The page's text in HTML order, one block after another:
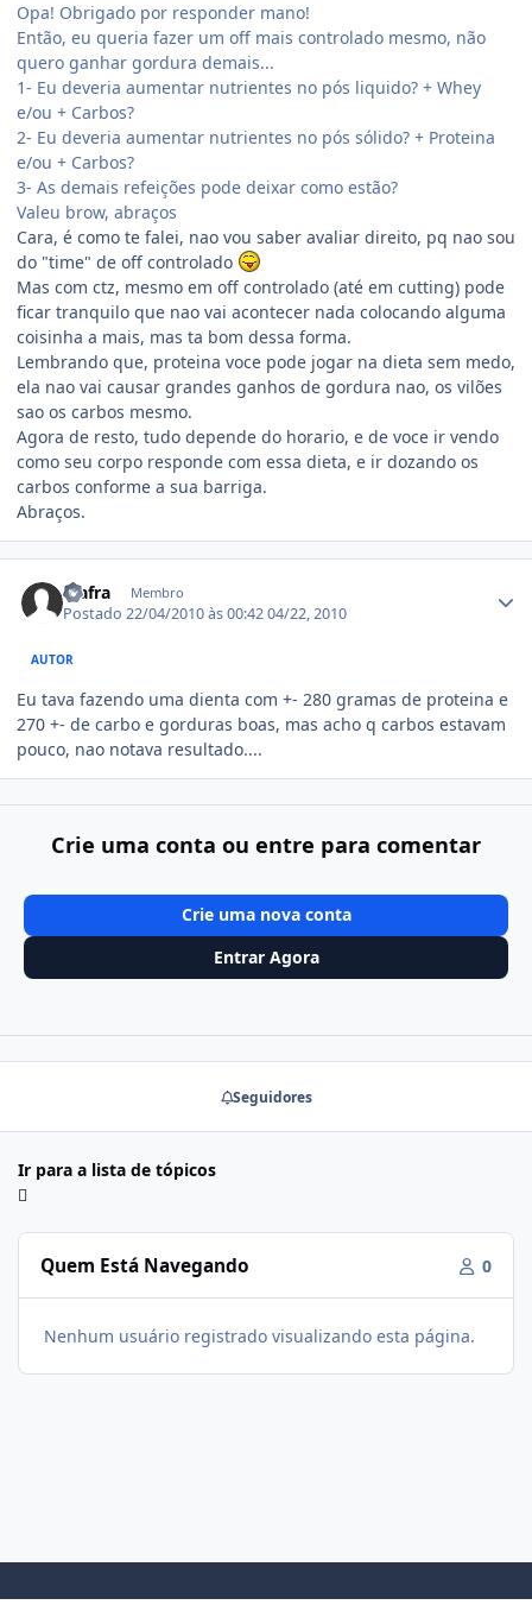
Opa! Obrigado por responder mano!
Então, eu queria fazer um off mais controlado mesmo, não
quero ganhar gordura demais...
1- Eu deveria aumentar nutrientes no pós liquido? + Whey
e/ou + Carbos?
2- Eu deveria aumentar nutrientes no pós sólido? + Proteina
e/ou + Carbos?
3- As demais refeições pode deixar como estão?
Valeu brow, abraços
Cara, é como te falei, nao vou saber avaliar direito, pq nao sou
do "time" de off controlado
Mas com ctz, mesmo em off controlado (até em cutting) pode
ficar tranquilo que nao vai acontecer nada colocando alguma
coisinha a mais, mas ta bom dessa forma.
Lembrando que, proteina voce pode jogar na dieta sem medo,
ela nao vai causar grandes ganhos de gordura nao, os vilões
sao os carbos mesmo.
Agora de resto, tudo depende do horario, e de voce ir vendo
como seu corpo responde com essa dieta, e ir dozando os
carbos conforme a sua barriga.
Abraços.
Mafra Membro
Postado22/04/2010 às 00:4204/22, 2010
AUTOR
Eu tava fazendo uma dienta com +- 280 gramas de proteina e
270 +- de carbo e gorduras boas, mas acho q carbos estavam
pouco, nao notava resultado....
Crie uma conta ou entre para comentar
Crie uma nova conta
Entrar Agora
Seguidores
Ir para a lista de tópicos
Quem Está Navegando 0
Nenhum usuário registrado visualizando esta página.